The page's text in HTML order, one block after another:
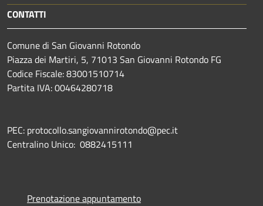
CONTATTI
Comune di San Giovanni Rotondo
Piazza dei Martiri, 5, 71013 San Giovanni Rotondo FG
Codice Fiscale: 83001510714
Partita IVA: 00464280718
PEC: protocollo.sangiovannirotondo@pec.it
Centralino Unico: 0882415111
Prenotazione appuntamento